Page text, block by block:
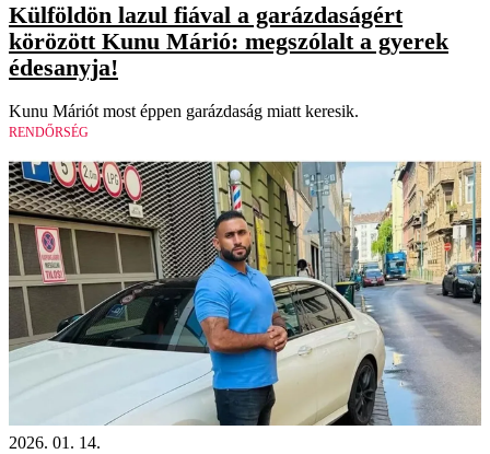
Külföldön lazul fiával a garázdaságért
körözött Kunu Márió: megszólalt a gyerek
édesanyja!
Kunu Máriót most éppen garázdaság miatt keresik.
RENDŐRSÉG
2026. 01. 14.